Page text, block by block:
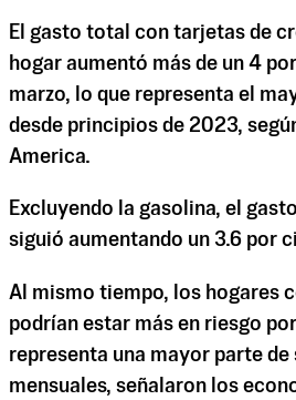
El gasto total con tarjetas de
hogar aumentó más de un 4
marzo, lo que representa el
desde principios de 2023,
America.
Excluyendo la gasolina, el
siguió aumentando un 3.6 por
Al mismo tiempo, los hogares
podrían estar más en riesgo
representa una mayor parte de
mensuales, señalaron los